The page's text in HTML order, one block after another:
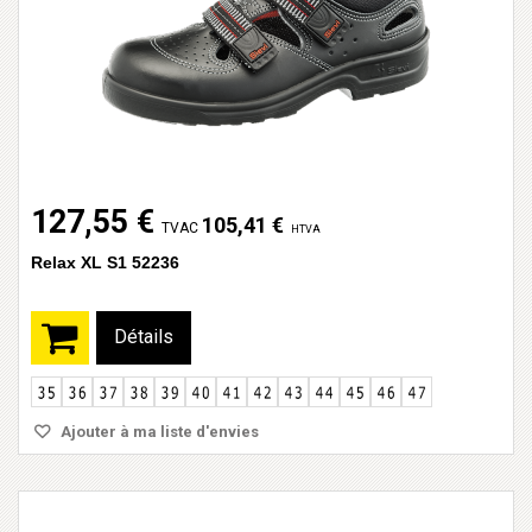
127,55 € TVAC 105,41 € HTVA
Relax XL S1 52236
Détails
Ajouter à ma liste d'envies